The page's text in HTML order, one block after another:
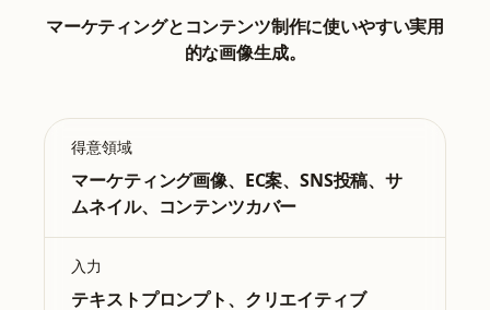
マーケティングとコンテンツ制作に使いやすい実用
的な画像生成。
得意領域
マーケティング画像、EC案、SNS投稿、サ
ムネイル、コンテンツカバー
入力
テキストプロンプト、クリエイティブ